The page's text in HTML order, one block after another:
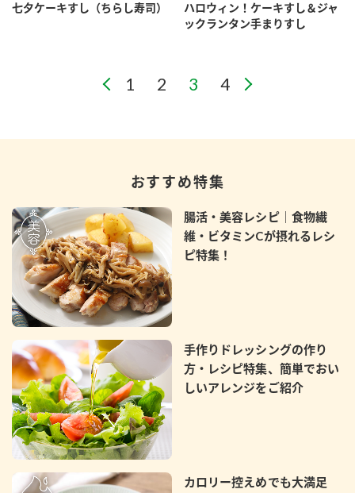
七夕ケーキすし（ちらし寿司）
ハロウィン！ケーキすし＆ジャ
ックランタン手まりすし
おすすめ特集
腸活・美容レシピ｜食物繊
維・ビタミンCが摂れるレシ
ピ特集！
手作りドレッシングの作り
方・レシピ特集、簡単でおい
しいアレンジをご紹介
カロリー控えめでも大満足